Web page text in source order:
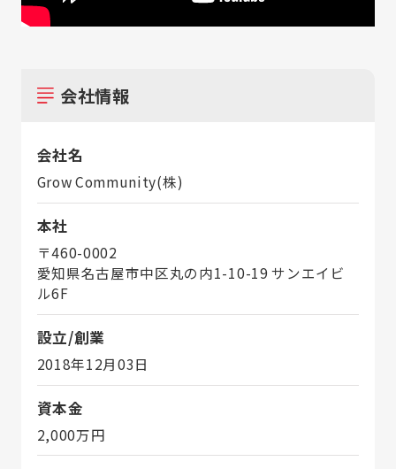
会社情報
会社名
Grow Community(株)
本社
〒460-0002
愛知県名古屋市中区丸の内1-10-19 サンエイビ
ル6F
設立/創業
2018年12月03日
資本金
2,000万円